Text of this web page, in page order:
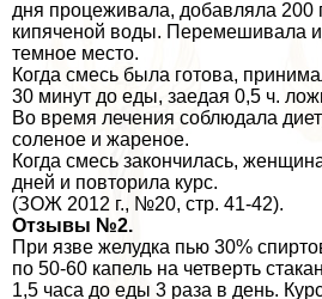
дня процеживала, добавляла 200
кипяченой воды. Перемешивала
темное место.
Когда смесь была готова,
30 минут до еды, заедая 0,5 ч.
Во время лечения соблюдала
соленое и жареное.
Когда смесь закончилась,
дней и повторила курс.
(ЗОЖ 2012 г., №20, стр. 41-42).
Отзывы №2.
При язве желудка пью 30%
по 50-60 капель на четверть
1,5 часа до еды 3 раза в день.